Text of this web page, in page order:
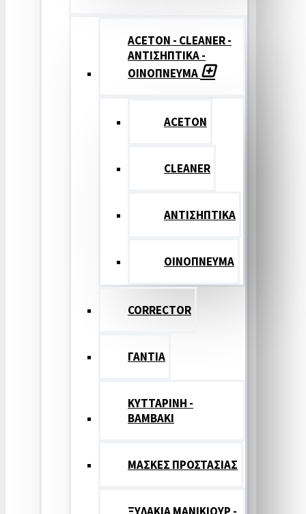
ACETON - CLEANER -
ΑΝΤΙΣΗΠΤΙΚΑ -
ΟΙΝΟΠΝΕΥΜΑ
ACETON
CLEANER
ΑΝΤΙΣΗΠΤΙΚΑ
ΟΙΝΟΠΝΕΥΜΑ
CORRECTOR
ΓΑΝΤΙΑ
ΚΥΤΤΑΡΙΝΗ -
ΒΑΜΒΑΚΙ
ΜΑΣΚΕΣ ΠΡΟΣΤΑΣΙΑΣ